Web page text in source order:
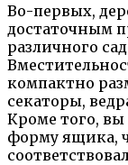
Во-первых,
достаточным
различного
компактно
секаторы,
Кроме того,
форму ящика,